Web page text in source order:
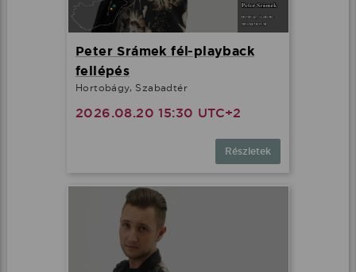
Peter Srámek fél-playback
fellépés
Hortobágy, Szabadtér
2026.08.20 15:30 UTC+2
Részletek